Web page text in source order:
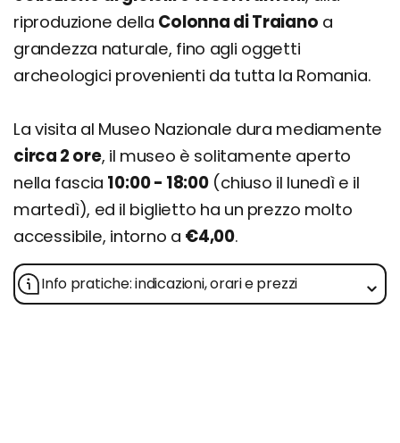
riproduzione della Colonna di Traiano a
grandezza naturale, fino agli oggetti
archeologici provenienti da tutta la Romania.
La visita al Museo Nazionale dura mediamente
circa 2 ore, il museo è solitamente aperto
nella fascia 10:00 - 18:00(chiuso il lunedì e il
martedì), ed il biglietto ha un prezzo molto
accessibile, intorno a €4,00.
Info pratiche: indicazioni, orari e prezzi